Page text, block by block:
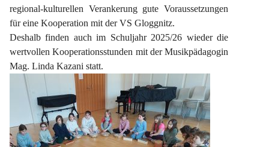
regional-kulturellen Verankerung gute Voraussetzungen
für eine Kooperation mit der VS Gloggnitz.
Deshalb finden auch im Schuljahr 2025/26 wieder die
wertvollen Kooperationsstunden mit der Musikpädagogin
Mag. Linda Kazani statt.